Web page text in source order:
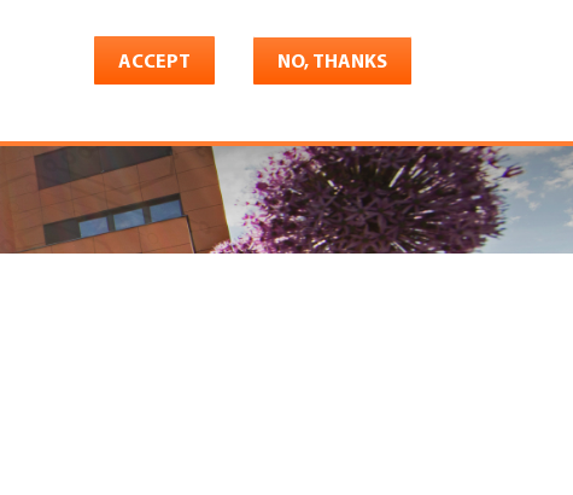
ACCEPT NO, THANKS